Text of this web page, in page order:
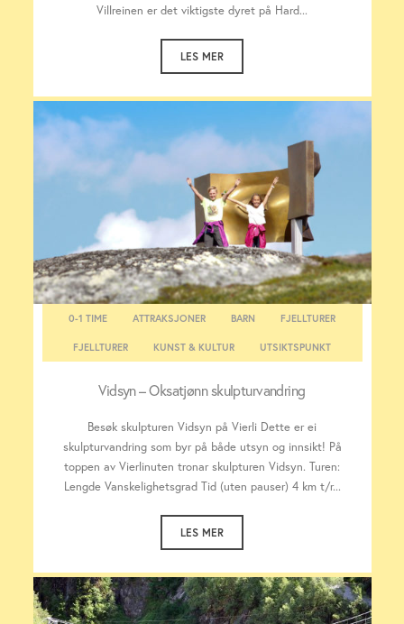
Villreinen er det viktigste dyret på Hard...
LES MER
0-1 TIME ATTRAKSJONER BARN FJELLTURER
FJELLTURER KUNST & KULTUR UTSIKTSPUNKT
Vidsyn – Oksatjønn skulpturvandring
Besøk skulpturen Vidsyn på Vierli Dette er ei
skulpturvandring som byr på både utsyn og innsikt! På
toppen av Vierlinuten tronar skulpturen Vidsyn. Turen:
Lengde Vanskelighetsgrad Tid (uten pauser) 4 km t/r...
LES MER